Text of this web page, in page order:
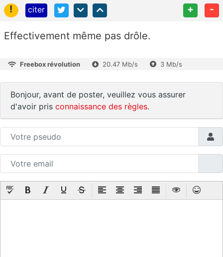
!
citer + -
Effectivement même pas drôle.
Freebox révolution 20.47 Mb/s 3 Mb/s
Bonjour, avant de poster, veuillez vous assurer
d'avoir pris connaissance des règles.